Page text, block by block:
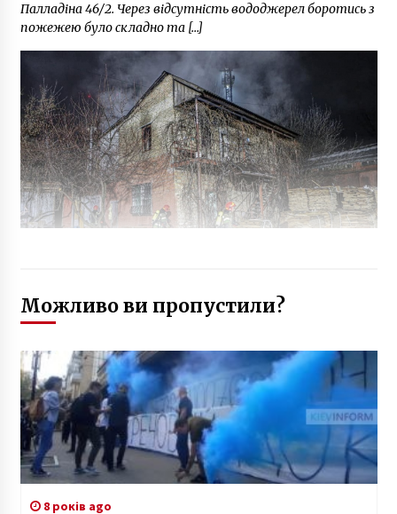
Палладіна 46/2. Через відсутність вододжерел боротись з
пожежею було складно та […]
Можливо ви пропустили?
8 років ago